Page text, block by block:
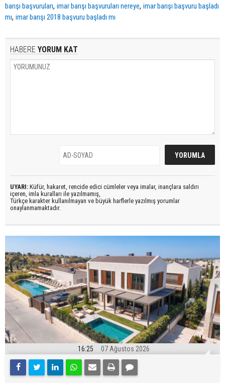
barışı başvuruları, imar barışı başvuruları nereye, imar barışı başvuru başladı
mı, imar barışı 2018 başvuru başladı mı
HABERE YORUM KAT
UYARI: Küfür, hakaret, rencide edici cümleler veya imalar, inançlara saldırı
içeren, imla kuralları ile yazılmamış,
Türkçe karakter kullanılmayan ve büyük harflerle yazılmış yorumlar
onaylanmamaktadır.
16:25 07 Ağustos 2026